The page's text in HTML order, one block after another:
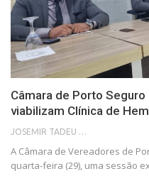
Câmara de Porto
viabilizam Clínica de
JOSEMIR TADEU FONSECA
A Câmara de Vereadores de
quarta-feira (29), uma sessão